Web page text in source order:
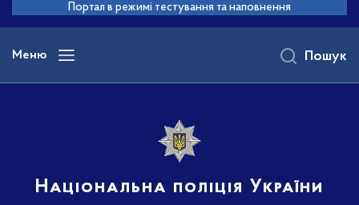
основного
вмісту
Портал в режимі тестування та наповнення
Меню
Національна поліція України
Пошук